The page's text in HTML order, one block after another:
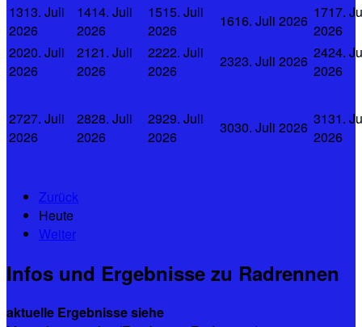
1313. Juli
2026
1414. Juli
2026
1515. Juli
2026
1616. Juli 2026 1717.
2026
2020. Juli
2026
2121. Juli
2026
2222. Juli
2026
2323. Juli 2026 2424.
2026
2727. Juli
2026
2828. Juli
2026
2929. Juli
2026
3030. Juli 2026 3131.
2026
Zurück
Heute
Weiter
Infos und Ergebnisse zu Radrennen
aktuelle Ergebnisse siehe